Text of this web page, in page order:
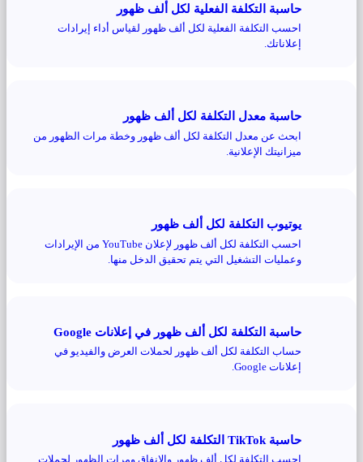
حاسبة التكلفة الفعلية لكل ألف ظهور
احسب التكلفة الفعلية لكل ألف ظهور لقياس أداء إيرادات
إعلاناتك.
حاسبة معدل التكلفة لكل ألف ظهور
ابحث عن معدل التكلفة لكل ألف ظهور وخطة مرات الظهور من
ميزانيتك الإعلانية.
يوتيوب التكلفة لكل ألف ظهور
احسب التكلفة لكل ألف ظهور لإعلان YouTube من الإيرادات
وعمليات التشغيل التي يتم تحقيق الدخل منها.
حاسبة التكلفة لكل ألف ظهور في إعلانات Google
حساب التكلفة لكل ألف ظهور لحملات العرض والفيديو في
إعلانات Google.
حاسبة TikTok التكلفة لكل ألف ظهور
احسب التكلفة لكل ألف ظهور والإنفاق ومرات الظهور لحملات